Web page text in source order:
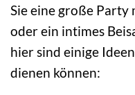
Sie eine große Party
oder ein intimes
hier sind einige
dienen können: